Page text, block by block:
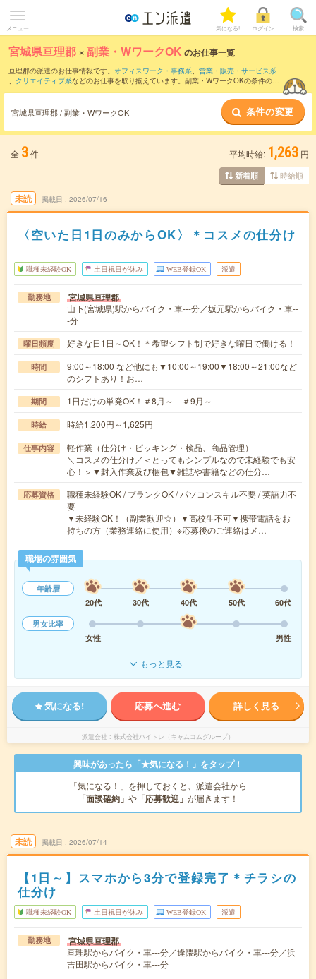
メニュー 気になる! ログイン 検索
宮城県亘理郡 ×副業・WワークOK のお仕事一覧
亘理郡の派遣のお仕事情報です。 オフィスワーク・事務系、 営業・販売・サービス系
、 クリエイティブ系などのお仕事を取り揃えています。副業・WワークOKの条件の他
宮城県亘理郡 / 副業・WワークOK 条件の変更
全 3件 平均時給: 1,263 円
新着順 時給順
未読 掲載日 2026/07/16
〈空いた日1日のみからOK〉＊コスメの仕分け
職種未経験OK 土日祝日が休み WEB登録OK 派遣
勤務地 宮城県亘理郡
山下(宮城県)駅からバイク・車---分／坂元駅からバイク・車--
-分
曜日頻度 好きな日1日～OK！＊希望シフト制で好きな曜日で働ける！
時間
9:00～18:00 など他にも▼10:00～19:00▼18:00～21:00など
のシフトあり！お…
期間 1日だけの単発OK！＃8月～ ＃9月～
時給 時給1,200円～1,625円
仕事内容
軽作業（仕分け・ピッキング・検品、商品管理）
＼コスメの仕分け／＜とってもシンプルなので未経験でも安
心！＞▼封入作業及び梱包▼雑誌や書籍などの仕分…
応募資格
職種未経験OK / ブランクOK / パソコンスキル不要 / 英語力不
要
▼未経験OK！（副業歓迎☆）▼高校生不可▼携帯電話をお
持ちの方（業務連絡に使用）※応募後のご連絡はメ…
職場の雰囲気
年齢層
20代
30代 40代 50代
60代
男女比率
女性
男性
もっと見る
気になる! 応募へ進む 詳しく見る
派遣会社 株式会社バイトレ（キャムコムグループ）
興味があったら「★気になる！」をタップ！
「気になる！」を押しておくと、派遣会社から
「面談確約」 や 「応募歓迎」 が届きます！
未読 掲載日 2026/07/14
【1日～】スマホから3分で登録完了＊チラシの
仕分け
職種未経験OK 土日祝日が休み WEB登録OK 派遣
勤務地 宮城県亘理郡
亘理駅からバイク・車---分／逢隈駅からバイク・車---分／浜
吉田駅からバイク・車---分